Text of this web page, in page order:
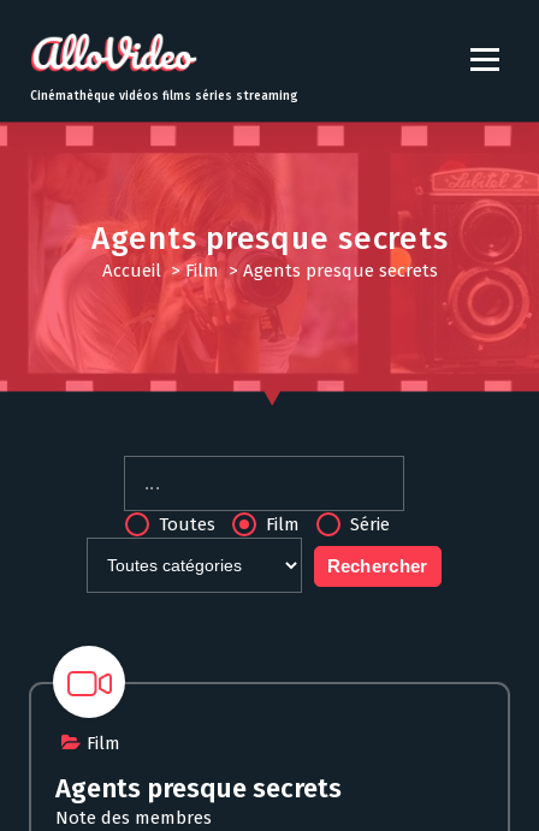
t
o
Cinémathèque vidéos films séries streaming
Agents presque secrets
Accueil>Film>Agents presque secrets
Toutes Film Série
Film
Agents presque secrets
Note des membres